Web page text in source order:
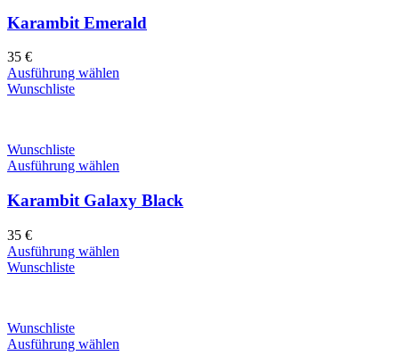
Karambit Emerald
35 €
Ausführung wählen
Wunschliste
Wunschliste
Ausführung wählen
Karambit Galaxy Black
35 €
Ausführung wählen
Wunschliste
Wunschliste
Ausführung wählen